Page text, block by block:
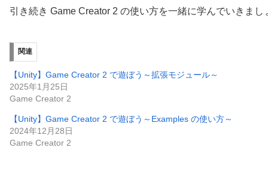
引き続き Game Creator 2 の使い方を一緒に学んでいきまし
関連
【Unity】Game Creator 2 で遊ぼう～拡張モジュール～
2025年1月25日
Game Creator 2
【Unity】Game Creator 2 で遊ぼう～Examples の使い方～
2024年12月28日
Game Creator 2